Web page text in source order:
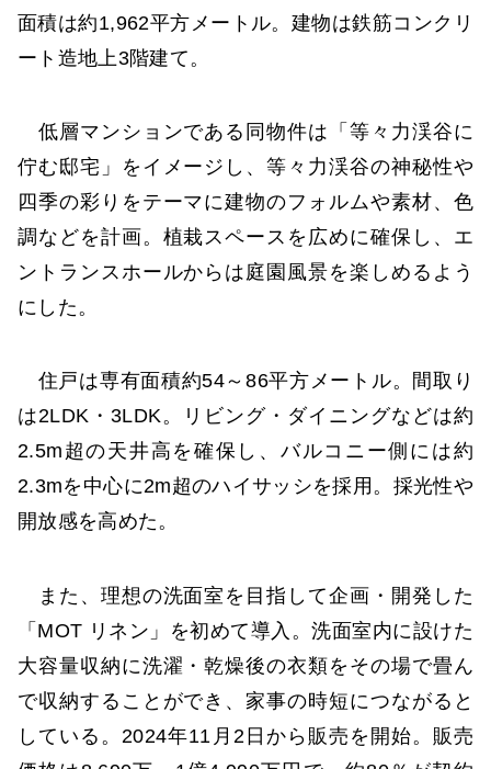
面積は約1,962平方メートル。建物は鉄筋コンクリ
ート造地上3階建て。
低層マンションである同物件は「等々力渓谷に
佇む邸宅」をイメージし、等々力渓谷の神秘性や
四季の彩りをテーマに建物のフォルムや素材、色
調などを計画。植栽スペースを広めに確保し、エ
ントランスホールからは庭園風景を楽しめるよう
にした。
住戸は専有面積約54～86平方メートル。間取り
は2LDK・3LDK。リビング・ダイニングなどは約
2.5m超の天井高を確保し、バルコニー側には約
2.3mを中心に2m超のハイサッシを採用。採光性や
開放感を高めた。
また、理想の洗面室を目指して企画・開発した
「MOT リネン」を初めて導入。洗面室内に設けた
大容量収納に洗濯・乾燥後の衣類をその場で畳ん
で収納することができ、家事の時短につながると
している。2024年11月2日から販売を開始。販売